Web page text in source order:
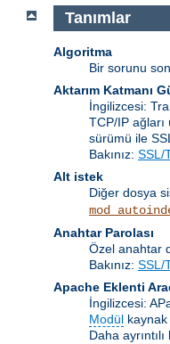
Tanımlar
Algoritma
Bir sorunu
Aktarım Katmanı
İngilizcesi:
TCP/IP ağları
sürümü ile
Bakınız: SSL/
Alt istek
Diğer dosya
Anahtar Parolası
Özel anahtar
Bakınız: SSL/
Apache Eklenti
İngilizcesi:
Modül kaynak
Daha